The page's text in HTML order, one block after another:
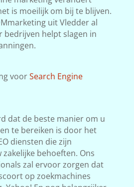
is moeilijk om bij te blijven.
uit Vledder al
bedrijven helpt slagen in
voorSearch Engine
dat de beste manier om u
te bereiken is door het
diensten die zijn
behoeften. Ons
zal ervoor zorgen dat
op zoekmachines